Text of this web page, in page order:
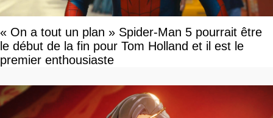
« On a tout un plan » Spider-Man 5 pourrait être
le début de la fin pour Tom Holland et il est le
premier enthousiaste